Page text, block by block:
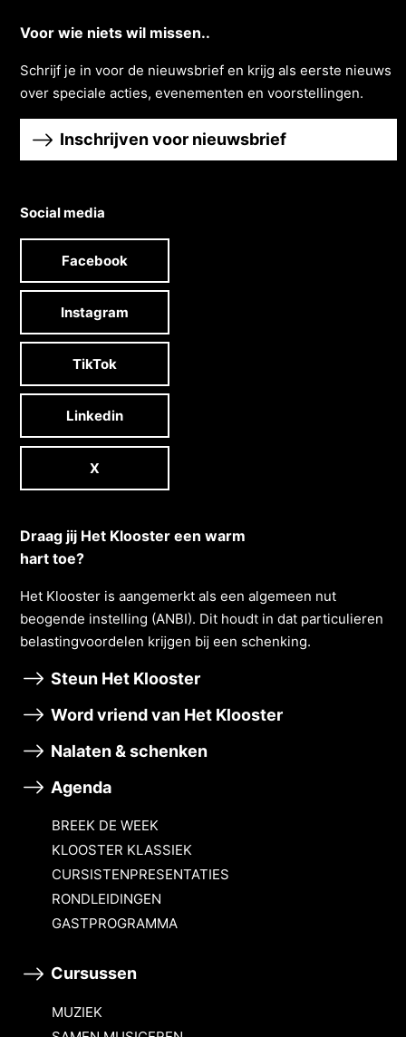
Voor wie niets wil missen..
Schrĳf je in voor de nieuwsbrief en krĳg als eerste nieuws
over speciale acties, evenementen en voorstellingen.
Inschrijven voor nieuwsbrief
Social media
Facebook
Instagram
TikTok
Linkedin
X
Draag jij Het Klooster een warm
hart toe?
Het Klooster is aangemerkt als een algemeen nut
beogende instelling (ANBI). Dit houdt in dat particulieren
belastingvoordelen krĳgen bĳ een schenking.
Steun Het Klooster
Word vriend van Het Klooster
Nalaten & schenken
Agenda
BREEK DE WEEK
KLOOSTER KLASSIEK
CURSISTENPRESENTATIES
RONDLEIDINGEN
GASTPROGRAMMA
Cursussen
MUZIEK